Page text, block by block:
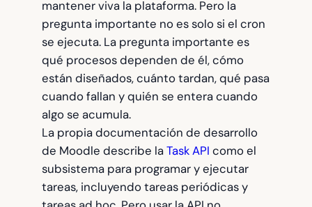
mantener viva la plataforma. Pero la
pregunta importante no es solo si el cron
se ejecuta. La pregunta importante es
qué procesos dependen de él, cómo
están diseñados, cuánto tardan, qué pasa
cuando fallan y quién se entera cuando
algo se acumula.
La propia documentación de desarrollo
de Moodle describe laTask API como el
subsistema para programar y ejecutar
tareas, incluyendo tareas periódicas y